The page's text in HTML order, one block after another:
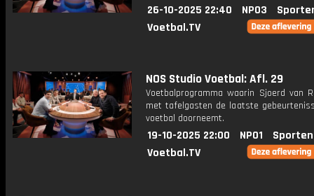
26-10-2025 22:40 NPO3
Voetbal.TV
NOS Studio Voetbal: Afl. 29
Voetbalprogramma waarin Sjoerd van
met tafelgasten de laatste
voetbal doorneemt.
19-10-2025 22:00 NPO1
Voetbal.TV